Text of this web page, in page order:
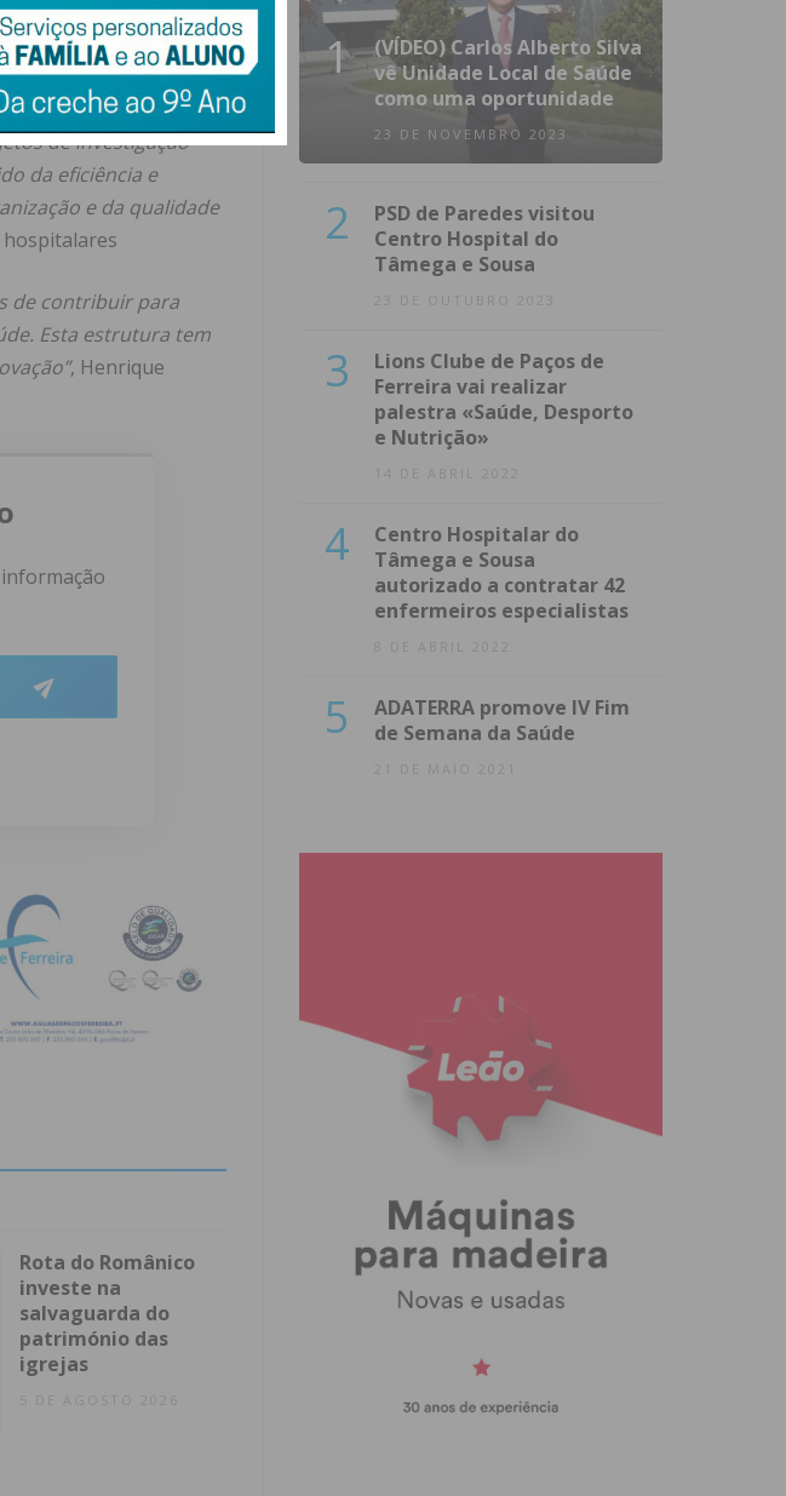
a realização
repetida”– Carla
de investigação
da eficiência e
e da qualidade
de contribuir para
Esta estrutura tem
, Henrique
Rota do Românico
investe na
salvaguarda do
património das
igrejas
5 DE AGOSTO 2026
1
(VÍDEO) Carlos Alberto Silva
vê Unidade Local de Saúde
como uma oportunidade
23 DE NOVEMBRO 2023
2
PSD de Paredes visitou
Centro Hospital do
Tâmega e Sousa
23 DE OUTUBRO 2023
3
Lions Clube de Paços de
Ferreira vai realizar
palestra «Saúde, Desporto
e Nutrição»
14 DE ABRIL 2022
4
Centro Hospitalar do
Tâmega e Sousa
autorizado a contratar 42
enfermeiros especialistas
8 DE ABRIL 2022
5
ADATERRA promove IV Fim
de Semana da Saúde
21 DE MAIO 2021